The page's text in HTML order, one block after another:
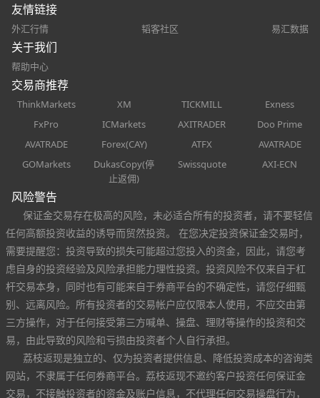
友情链接
外汇行情 韬客社区 易汇数据
关于我们
帮助中心
交易商推荐
ThinkMarkets XM TICKMILL
Exness
FxPro
ICMarkets AXITRADER
Doo Prime
AVATRADE
Forex(CAY) ATFX
AVATRADE
GOMarkets
DukasCopy(停
止返佣)
Swissquote AXI-ECN
风险警告
保证金交易存在极高的风险，未必适合所有的投资者，请不要轻信
任何高额投资收益的诱导而贸然投资。 在您决定投资保证金交易时，
需要提醒您：投资导致的损失可能超过您投入的资金，因此，请您考
虑自身的投资经验及风险承担能力理性投资。投资风险不仅来自于杠
杆交易本身，同时也有可能来自于券商平台的不确定性，请您仔细甄
别、远离风险。所有投资者的交易帐户应仅限本人使用，不应交由第
三方操作，对于任何接受第三方喊单、操盘、理财等操作的投资和交
易，由此导致的风险和亏损由投资者个人自行承担。
荔枝返现是独立的、仅为投资者提供信息、降低投资成本的咨询类
网站，不隶属于任何券商平台。荔枝返现不邀约客户投资任何保证金
交易，不接触投资者的资金及账户信息，不代理任何交易操盘行为，